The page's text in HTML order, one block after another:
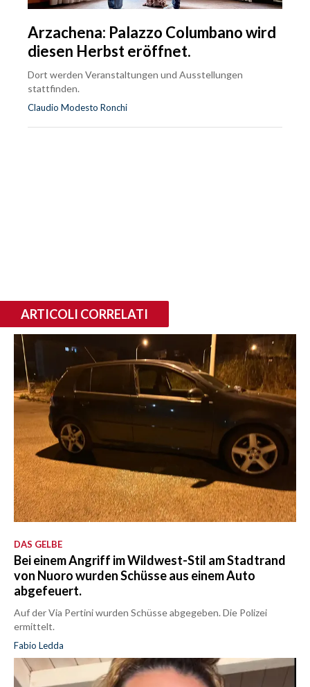
Arzachena: Palazzo Columbano wird
diesen Herbst eröffnet.
Dort werden Veranstaltungen und Ausstellungen
stattfinden.
Claudio Modesto Ronchi
ARTICOLI CORRELATI
DAS GELBE
Bei einem Angriff im Wildwest-Stil am Stadtrand
von Nuoro wurden Schüsse aus einem Auto
abgefeuert.
Auf der Via Pertini wurden Schüsse abgegeben. Die Polizei
ermittelt.
Fabio Ledda